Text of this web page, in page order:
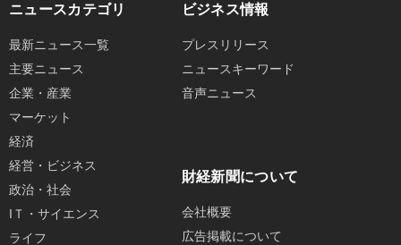
ニュースカテゴリ
最新ニュース一覧
主要ニュース
企業・産業
マーケット
経済
経営・ビジネス
政治・社会
IＴ・サイエンス
ライフ
ビジネス情報
プレスリリース
ニュースキーワード
音声ニュース
財経新聞について
会社概要
広告掲載について